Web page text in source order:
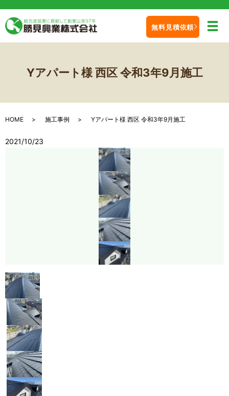
無料見積依頼 メ
Yアパート様 西区 令和3年9月施工
HOME 施工事例 Yアパート様 西区 令和3年9月施工
2021/10/23